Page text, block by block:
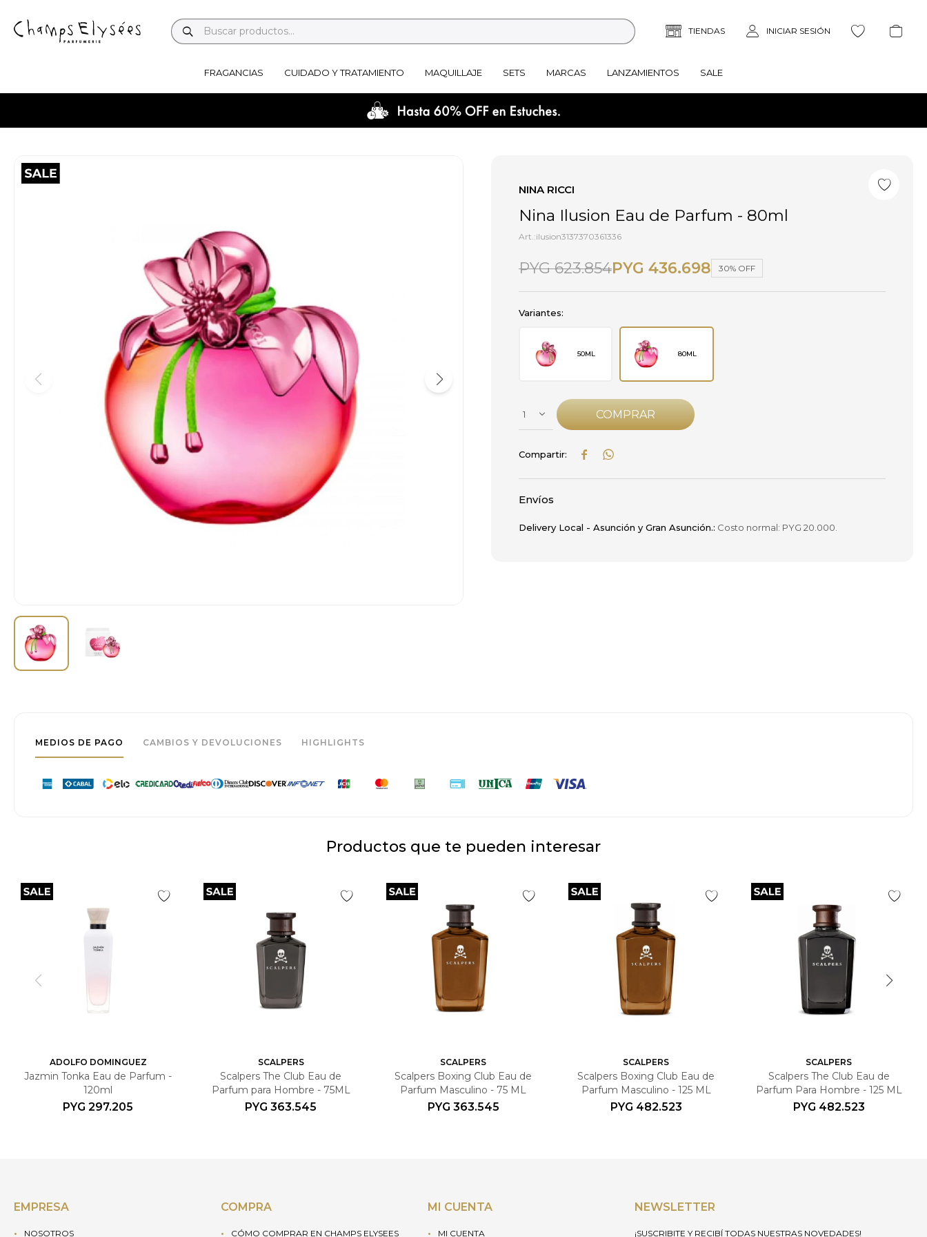
FRAGANCIAS CUIDADO Y TRATAMIENTO MAQUILLAJE SETS MARCAS LANZAMIENTOS SALE
NINA RICCI
Nina Ilusion Eau de Parfum - 80ml
ilusion3137370361336
PYG 436.698
PYG 623.854 30
Variantes:
50ML 80ML
1 COMPRAR
 
Envíos
Delivery Local - Asunción y Gran Asunción.: Costo normal: PYG 20.000.
MEDIOS DE PAGO CAMBIOS Y DEVOLUCIONES HIGHLIGHTS
Productos que te pueden interesar
ADOLFO DOMINGUEZ
Jazmin Tonka Eau de Parfum -
120ml
PYG 297.205
SCALPERS
Scalpers The Club Eau de
Parfum para Hombre - 75ML
PYG 363.545
SCALPERS
Scalpers Boxing Club Eau de
Parfum Masculino - 75 ML
PYG 363.545
SCALPERS
Scalpers Boxing Club Eau de
Parfum Masculino - 125 ML
PYG 482.523
SCALPERS
Scalpers The Club Eau de
Parfum Para Hombre - 125 ML
PYG 482.523
EMPRESA
NOSOTROS
COMPRA
CÓMO COMPRAR EN CHAMPS ELYSEES
MI CUENTA
MI CUENTA
NEWSLETTER
¡SUSCRIBITE Y RECIBÍ TODAS NUESTRAS NOVEDADES!